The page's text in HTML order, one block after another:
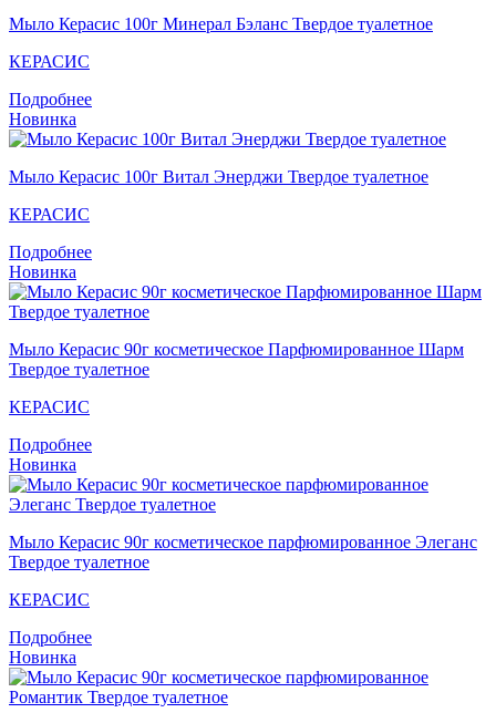
Мыло Керасис 100г Минерал Бэланс Твердое туалетное
КЕРАСИС
Подробнее
Новинка
Мыло Кераcис 100г Витал Энерджи Твердое туалетное
КЕРАСИС
Подробнее
Новинка
Мыло Кераcис 90г косметическое Парфюмированное Шарм
Твердое туалетное
КЕРАСИС
Подробнее
Новинка
Мыло Кераcис 90г косметическое парфюмированное Элеганс
Твердое туалетное
КЕРАСИС
Подробнее
Новинка